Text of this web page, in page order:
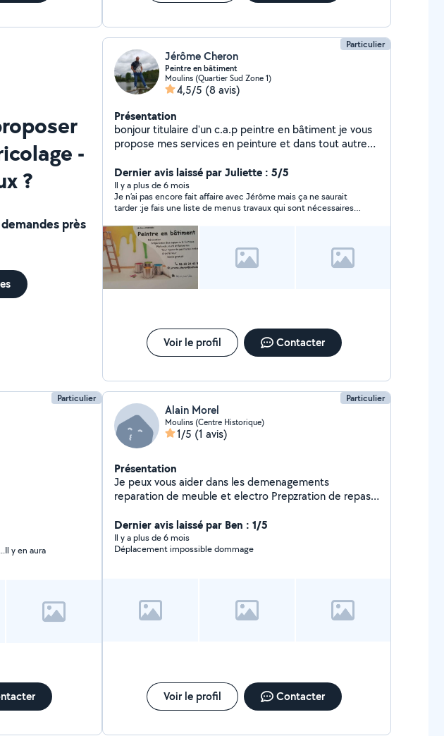
-
?
près
Particulier
Jérôme Cheron
Peintre en bâtiment
Moulins (Quartier Sud Zone 1)
4,5/5 (8 avis)
Présentation
bonjour titulaire d'un c.a.p peintre en bâtiment je vous
propose mes services en peinture et dans tout autres
effectuer
Dernier avis laissé par Juliette : 5/5
Il y a plus de 6 mois
Je n’ai pas encore fait affaire avec Jérôme mais ça ne saurait
tarder :je fais une liste de menus travaux qui sont nécessaires
ses. services de façon très sympathique donc je vais le
contacter dans les jours qui viennent
Voir le profil Contacter
Particulier
y en aura
Particulier
Alain Morel
Moulins (Centre Historique)
1/5 (1 avis)
Présentation
Je peux vous aider dans les demenagements
reparation de meuble et electro Prepzration de repas
Dernier avis laissé par Ben : 1/5
Il y a plus de 6 mois
Déplacement impossible dommage
Voir le profil Contacter